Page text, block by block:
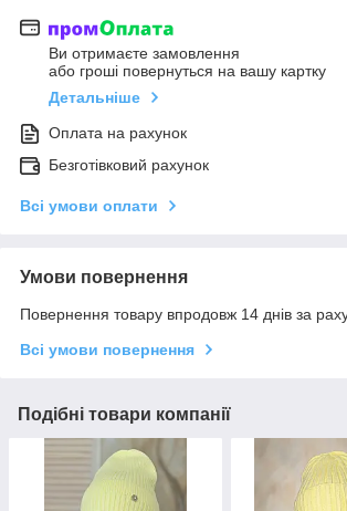
Ви отримаєте замовлення
або гроші повернуться на вашу картку
Детальніше
Оплата на рахунок
Безготівковий рахунок
Всі умови оплати
Умови повернення
Повернення товару впродовж 14 днів за
Всі умови повернення
Подібні товари компанії